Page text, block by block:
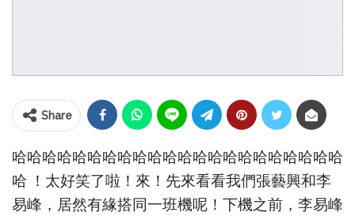
Share
哈哈哈哈哈哈哈哈哈哈哈哈哈哈哈哈哈哈哈哈哈哈
哈 ！太好笑了啦！來！先來看看我們張藝興和李
易峰，居然有緣搭同一班機呢！下機之前，李易峰